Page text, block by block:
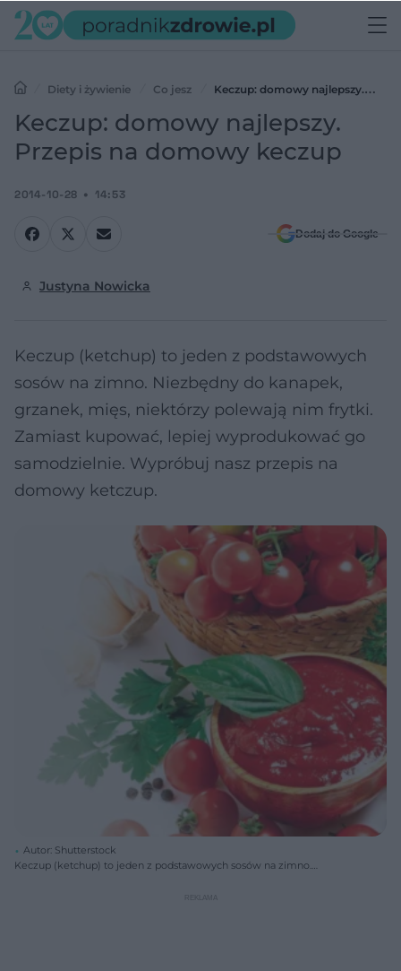
Diety i żywienie Co jesz
Keczup: domowy najlepszy.
Przepis na domowy keczup
Keczup: domowy najlepszy.
Przepis na domowy keczup
2014-10-28 14:53
Dodaj do Google
Justyna Nowicka
Keczup (ketchup) to jeden z podstawowych
sosów na zimno. Niezbędny do kanapek,
grzanek, mięs, niektórzy polewają nim frytki.
Zamiast kupować, lepiej wyprodukować go
samodzielnie. Wypróbuj nasz przepis na
domowy ketczup.
Autor: Shutterstock
Keczup (ketchup) to jeden z podstawowych sosów na zimno.